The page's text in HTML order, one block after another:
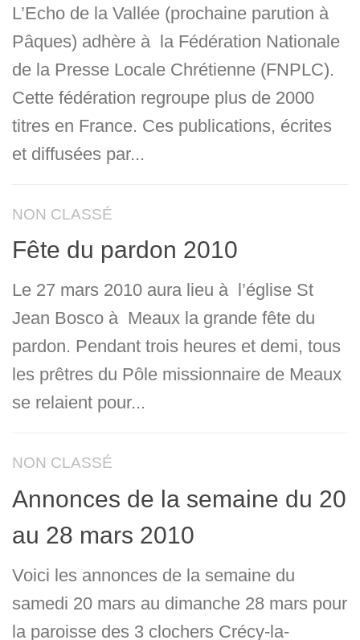
L’Echo de la Vallée (prochaine parution à
Pâques) adhère à la Fédération Nationale
de la Presse Locale Chrétienne (FNPLC).
Cette fédération regroupe plus de 2000
titres en France. Ces publications, écrites
et diffusées par...
NON CLASSÉ
Fête du pardon 2010
Le 27 mars 2010 aura lieu à l’église St
Jean Bosco à Meaux la grande fête du
pardon. Pendant trois heures et demi, tous
les prêtres du Pôle missionnaire de Meaux
se relaient pour...
NON CLASSÉ
Annonces de la semaine du 20
au 28 mars 2010
Voici les annonces de la semaine du
samedi 20 mars au dimanche 28 mars pour
la paroisse des 3 clochers Crécy-la-